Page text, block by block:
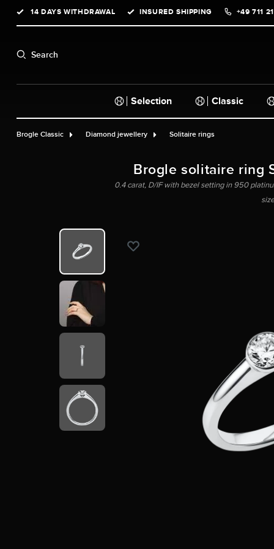
Skip to main navigation
14 DAYS WITHDRAWAL INSURED SHIPPING +49 711
Search
Selection Classic
Brogle Classic Diamond jewellery Solitaire rings
Brogle solitaire ring
0.4 carat, D/IF with bezel setting in 950